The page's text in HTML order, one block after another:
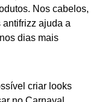
Nos cabelos,
ajuda a
dias mais
criar looks